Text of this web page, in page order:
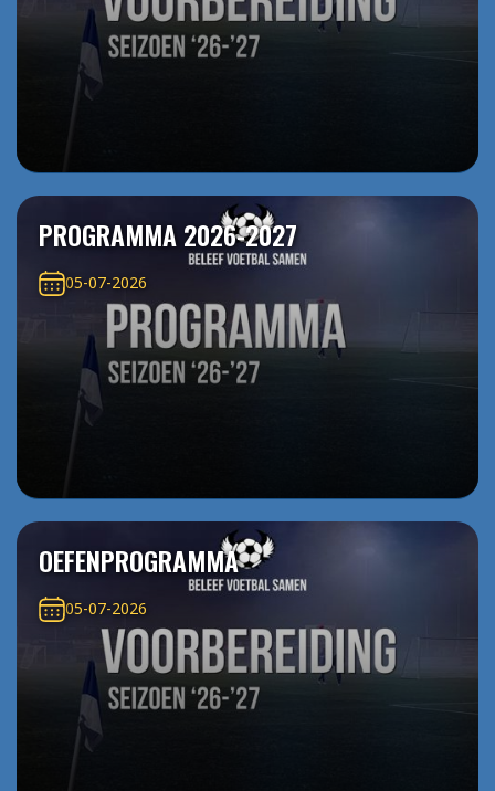
PROGRAMMA 2026-2027
05-07-2026
OEFENPROGRAMMA
05-07-2026